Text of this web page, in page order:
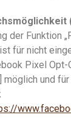
der Funktion
für nicht
Pixel
möglich und